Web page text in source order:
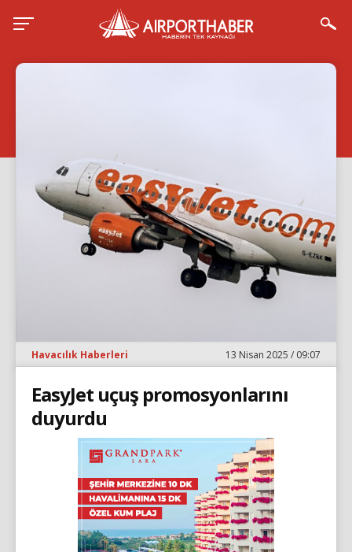
Havacılık Haberleri 13 Nisan 2025 / 09:07
EasyJet uçuş promosyonlarını
duyurdu